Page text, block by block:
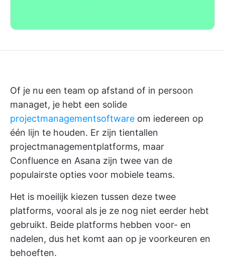
Of je nu een team op afstand of in persoon
managet, je hebt een solide
projectmanagementsoftware om iedereen op
één lijn te houden. Er zijn tientallen
projectmanagementplatforms, maar
Confluence en Asana zijn twee van de
populairste opties voor mobiele teams.
Het is moeilijk kiezen tussen deze twee
platforms, vooral als je ze nog niet eerder hebt
gebruikt. Beide platforms hebben voor- en
nadelen, dus het komt aan op je voorkeuren en
behoeften.